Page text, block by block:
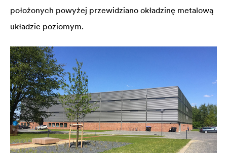
położonych powyżej przewidziano okładzinę metalową
układzie poziomym.